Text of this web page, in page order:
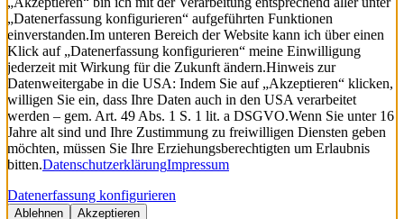
„Datenerfassung konfigurieren“ aufgeführten Funktionen
einverstanden.Im unteren Bereich der Website kann ich über einen
Klick auf „Datenerfassung konfigurieren“ meine Einwilligung
jederzeit mit Wirkung für die Zukunft ändern.Hinweis zur
Datenweitergabe in die USA: Indem Sie auf „Akzeptieren“ klicken,
willigen Sie ein, dass Ihre Daten auch in den USA verarbeitet
werden – gem. Art. 49 Abs. 1 S. 1 lit. a DSGVO.Wenn Sie unter 16
Jahre alt sind und Ihre Zustimmung zu freiwilligen Diensten geben
möchten, müssen Sie Ihre Erziehungsberechtigten um Erlaubnis
bitten.DatenschutzerklärungImpressum
Datenerfassung konfigurieren
Ablehnen Akzeptieren